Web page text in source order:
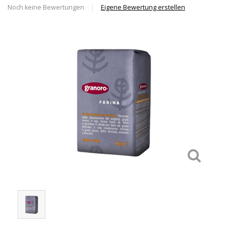
Noch keine Bewertungen | Eigene Bewertung erstellen